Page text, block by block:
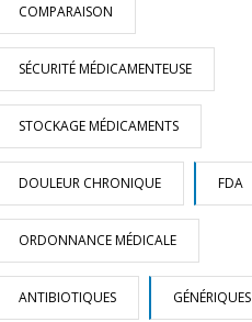
COMPARAISON
SÉCURITÉ MÉDICAMENTEUSE
STOCKAGE MÉDICAMENTS
DOULEUR CHRONIQUE FDA
ORDONNANCE MÉDICALE
ANTIBIOTIQUES GÉNÉRIQUES